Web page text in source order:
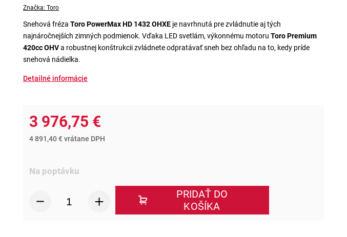
Značka:Toro
Snehová frézaToro PowerMax HD 1432 OHXE je navrhnutá pre zvládnutie aj tých
najnáročnejších zimných podmienok. Vďaka LED svetlám, výkonnému motoruToro Premium
420cc OHVa robustnej konštrukcii zvládnete odpratávať sneh bez ohľadu na to, kedy príde
snehová nádielka.
Detailné informácie
3 976,75 €
4 891,40 € vrátane DPH
Na poptávku
PRIDAŤ DO
KOŠÍKA